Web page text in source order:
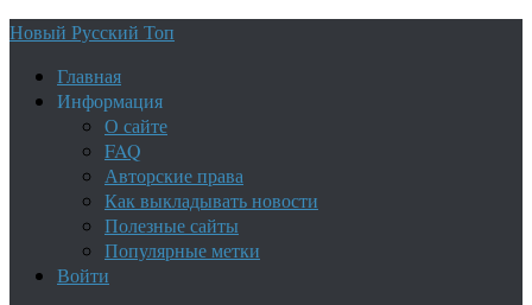
Новый Русский Топ
Главная
Информация
О сайте
FAQ
Авторские права
Как выкладывать новости
Полезные сайты
Популярные метки
Войти